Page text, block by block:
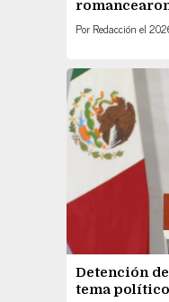
Por Redacción el
Detención
tema